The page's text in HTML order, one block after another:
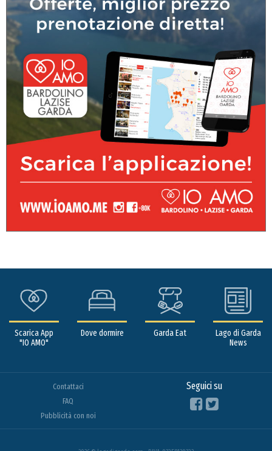
Scarica App
"IO AMO"
Dove dormire Garda Eat
Lago di Garda
News
Contattaci
FAQ
Pubblicità con noi
Seguici su